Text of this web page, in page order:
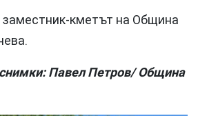
заместник-кметът на Община
Павел Петров/ Община